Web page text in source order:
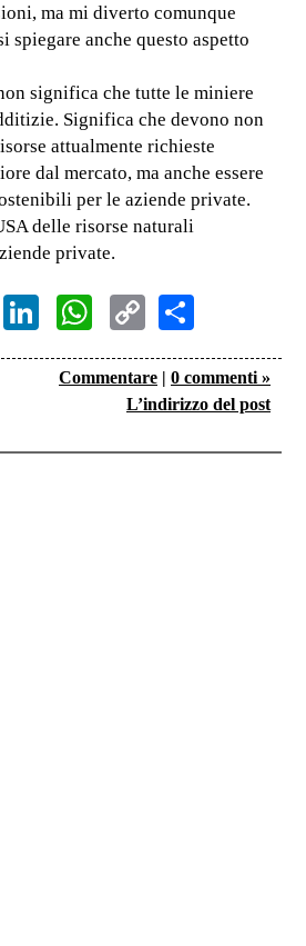
ma mi diverto comunque
spiegare anche questo aspetto
significa che tutte le miniere
Significa che devono non
attualmente richieste
dal mercato, ma anche essere
per le aziende private.
delle risorse naturali
private.
Telegram
LinkedInWhatsApp
Copy
Link
Commentare | 0 commenti »
L’indirizzo del post